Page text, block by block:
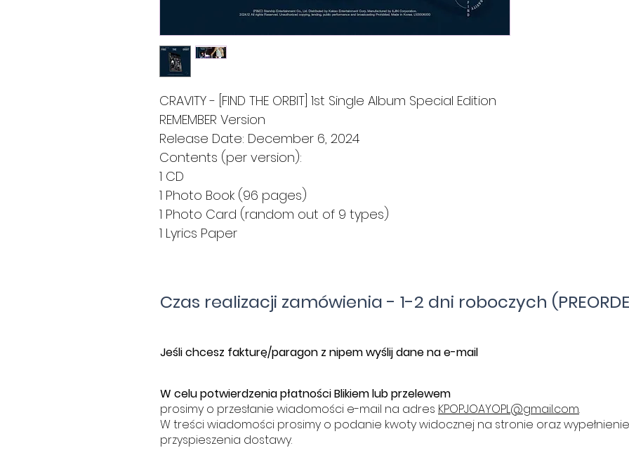
CRAVITY - [FIND THE ORBIT] 1st Single Album Special Edition
REMEMBER Version
Release Date: December 6, 2024
Contents (per version):
1 CD
1 Photo Book (96 pages)
1 Photo Card (random out of 9 types)
1 Lyrics Paper
Czas realizacji zamówienia - 1-2 dni roboczych
​Jeśli chcesz fakturę/paragon z nipem wyślij dane na e-mail
W celu potwierdzenia płatności Blikiem lub przelewem
prosimy o przesłanie wiadomości e-mail na adres KPOPJOAYOPL@gmail.com.
W treści wiadomości prosimy o podanie kwoty widocznej na stronie oraz
przyspieszenia dostawy.